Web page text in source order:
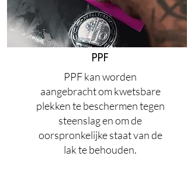
PPF
PPF kan worden
aangebracht om kwetsbare
plekken te beschermen tegen
steenslag en om de
oorspronkelijke staat van de
lak te behouden.